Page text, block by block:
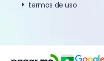
termos de uso